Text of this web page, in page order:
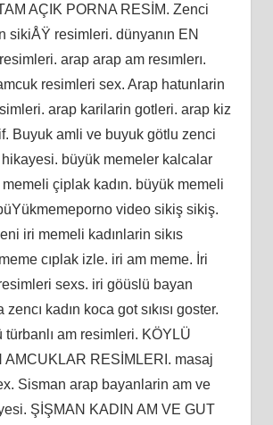
AÇIK PORNA RESİM. Zenci
sikiÅŸ resimleri. dünyanın EN
arap arap am resımlerı.
resimleri sex. Arap hatunlarin
arap karilarin gotleri. arap kiz
Buyuk amli ve buyuk götlu zenci
büyük memeler kalcalar
çiplak kadın. büyük memeli
video sikiş sikiş.
iri memeli kadınlarin sikıs
cıplak izle. iri am meme. İri
sexs. iri göüslü bayan
kadın koca got sıkısı goster.
türbanlı am resimleri. KÖYLÜ
AMCUKLAR RESİMLERI. masaj
Sisman arap bayanlarin am ve
ŞİŞMAN KADIN AM VE GUT